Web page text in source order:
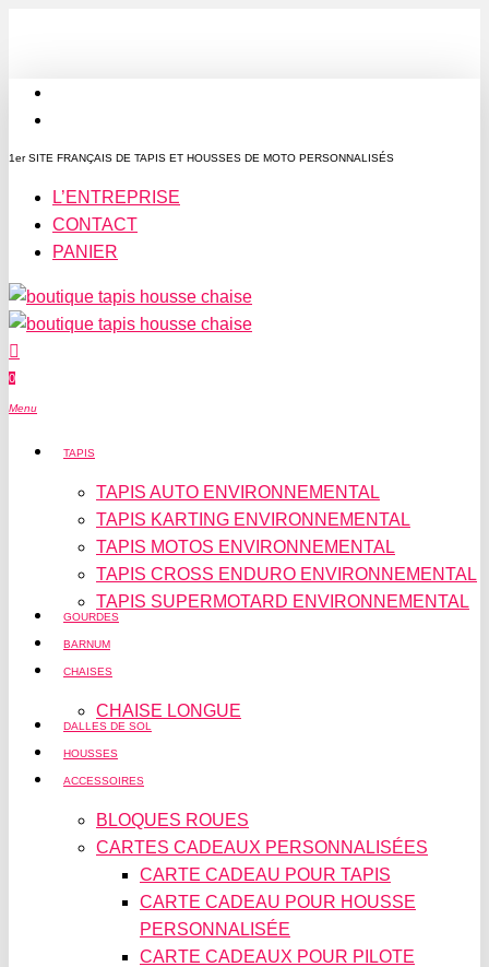
1er SITE FRANÇAIS DE TAPIS ET HOUSSES DE MOTO PERSONNALISÉS
L’ENTREPRISE
CONTACT
PANIER
0
Menu
TAPIS
TAPIS AUTO ENVIRONNEMENTAL
TAPIS KARTING ENVIRONNEMENTAL
TAPIS MOTOS ENVIRONNEMENTAL
TAPIS CROSS ENDURO ENVIRONNEMENTAL
TAPIS SUPERMOTARD ENVIRONNEMENTAL
GOURDES
BARNUM
CHAISES
CHAISE LONGUE
DALLES DE SOL
HOUSSES
ACCESSOIRES
BLOQUES ROUES
CARTES CADEAUX PERSONNALISÉES
CARTE CADEAU POUR TAPIS
CARTE CADEAU POUR HOUSSE
PERSONNALISÉE
CARTE CADEAUX POUR PILOTE